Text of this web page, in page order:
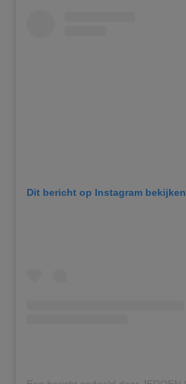
Dit bericht op Instagram bekijken